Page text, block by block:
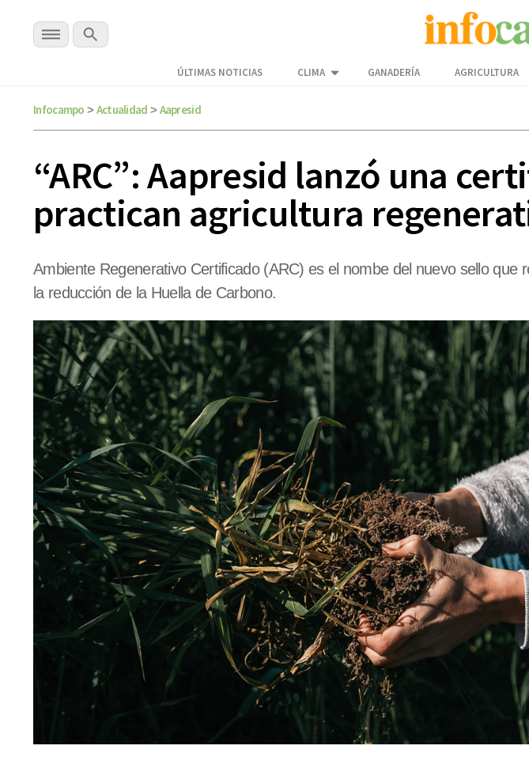
ÚLTIMAS NOTICIAS CLIMA GANADERÍA AGRICULTURA
Infocampo > Actualidad > Aapresid
“ARC”: Aapresid lanzó una
practican agricultura
Ambiente Regenerativo Certificado (ARC) es el nombe del nuevo sello
la reducción de la Huella de Carbono.